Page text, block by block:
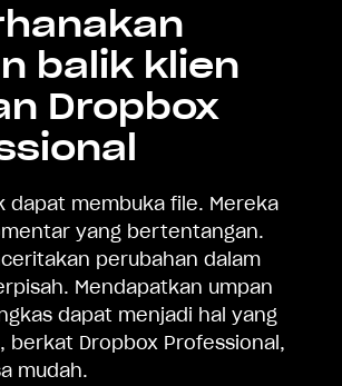
balik klien
Dropbox
dapat membuka file. Mereka
yang bertentangan.
perubahan dalam
Mendapatkan umpan
dapat menjadi hal yang
berkat Dropbox Professional,
mudah.